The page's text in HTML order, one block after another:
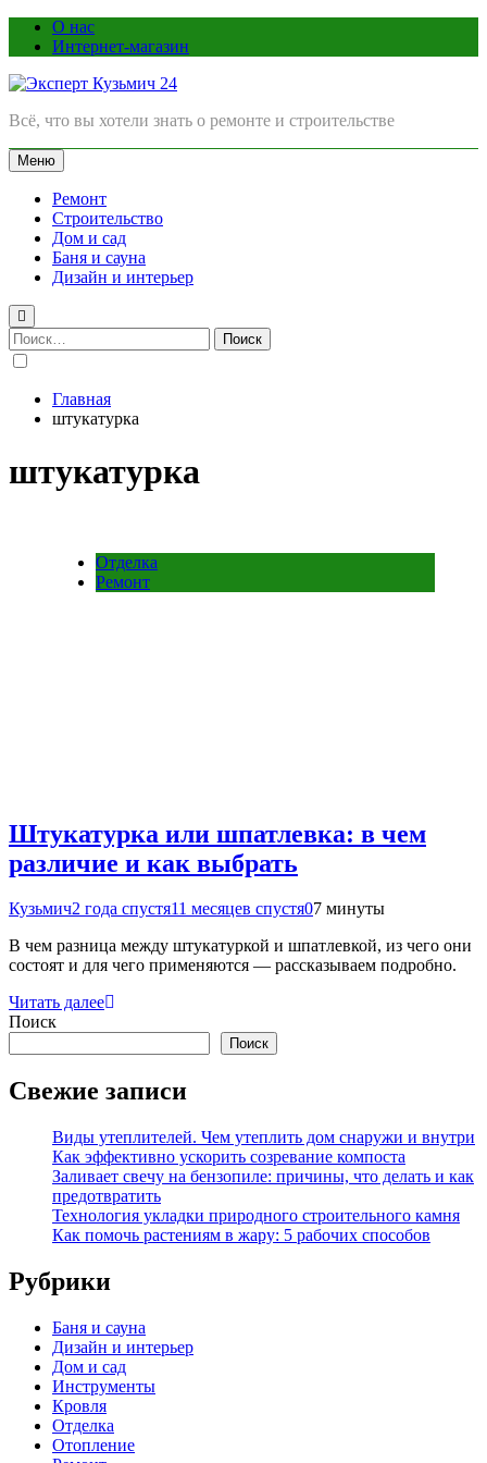
ПерейтиО нас
Интернет-магазин
Эксперт Кузьмич 24
Всё, что вы хотели знать о ремонте и строительстве
Меню
Ремонт
Строительство
Дом и сад
Баня и сауна
Дизайн и интерьер
Найти:
Главная
штукатурка
штукатурка
Отделка
Ремонт
Штукатурка или шпатлевка: в чем
различие и как выбрать
Кузьмич2 года спустя11 месяцев спустя07 минуты
В чем разница между штукатуркой и шпатлевкой, из чего они
состоят и для чего применяются — рассказываем подробно.
Читать далее
Поиск
Поиск
Свежие записи
Виды утеплителей. Чем утеплить дом снаружи и внутри
Как эффективно ускорить созревание компоста
Заливает свечу на бензопиле: причины, что делать и как
предотвратить
Технология укладки природного строительного камня
Как помочь растениям в жару: 5 рабочих способов
Рубрики
Баня и сауна
Дизайн и интерьер
Дом и сад
Инструменты
Кровля
Отделка
Отопление